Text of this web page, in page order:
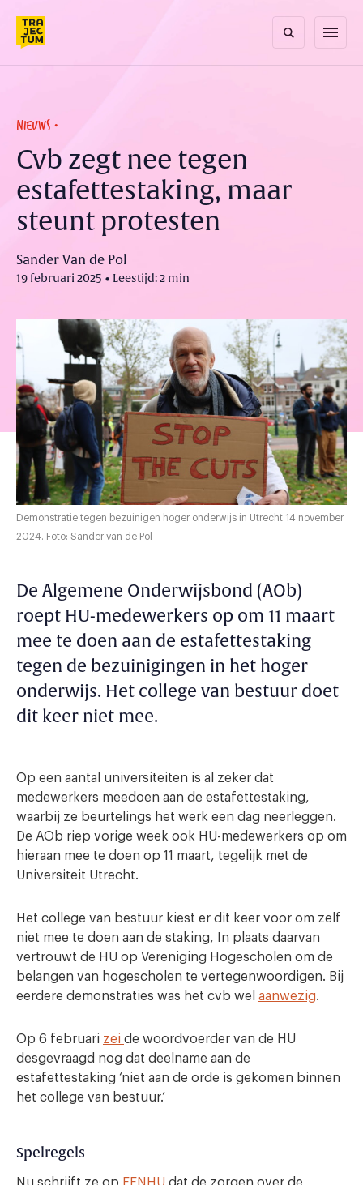
content
menu
NIEUWS
Cvb zegt nee tegen
estafettestaking, maar
steunt protesten
Sander Van de Pol
19 februari 2025 • Leestijd: 2 min
Demonstratie tegen bezuinigen hoger onderwijs in Utrecht 14 november
2024. Foto: Sander van de Pol
De Algemene Onderwijsbond (AOb)
roept HU-medewerkers op om 11 maart
mee te doen aan de estafettestaking
tegen de bezuinigingen in het hoger
onderwijs. Het college van bestuur doet
dit keer niet mee.
Op een aantal universiteiten is al zeker dat
medewerkers meedoen aan de estafettestaking,
waarbij ze beurtelings het werk een dag neerleggen.
De AOb riep vorige week ook HU-medewerkers op om
hieraan mee te doen op 11 maart, tegelijk met de
Universiteit Utrecht.
Het college van bestuur kiest er dit keer voor om zelf
niet mee te doen aan de staking, In plaats daarvan
vertrouwt de HU op Vereniging Hogescholen om de
belangen van hogescholen te vertegenwoordigen. Bij
eerdere demonstraties was het cvb wel aanwezig.
Op 6 februari zei de woordvoerder van de HU
desgevraagd nog dat deelname aan de
estafettestaking ‘niet aan de orde is gekomen binnen
het college van bestuur.’
Spelregels